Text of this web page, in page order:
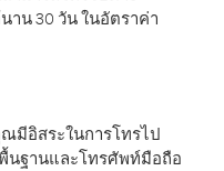
าน 30 วัน ในอัตราค่า
มีอิสระในการโทรไป
นฐานและโทรศัพท์มือถือ